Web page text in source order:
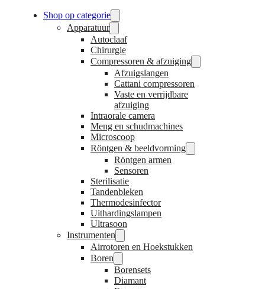
Shop op categorie
Apparatuur
Autoclaaf
Chirurgie
Compressoren & afzuiging
Afzuigslangen
Cattani compressoren
Vaste en verrijdbare
afzuiging
Intraorale camera
Meng en schudmachines
Microscoop
Röntgen & beeldvorming
Röntgen armen
Sensoren
Sterilisatie
Tandenbleken
Thermodesinfector
Uithardingslampen
Ultrasoon
Instrumenten
Airrotoren en Hoekstukken
Boren
Borensets
Diamant